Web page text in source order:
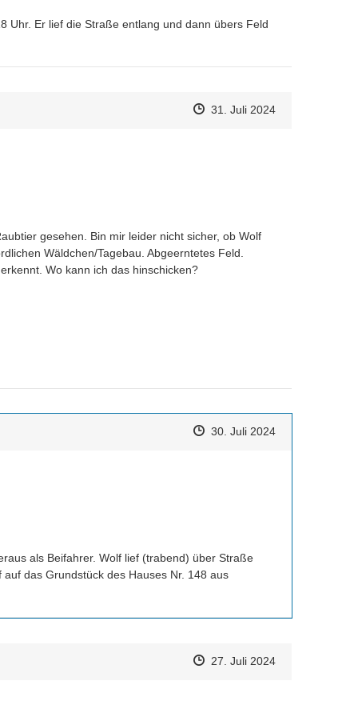
Uhr. Er lief die Straße entlang und dann übers Feld
Zeitpunkt des Erstellens
Zeitpunkt des Erstellens
31. Juli 2024Zur Äußerung
gesehen. Bin mir leider nicht sicher, ob Wolf
Wäldchen/Tagebau. Abgeerntetes Feld.
Wo kann ich das hinschicken?
Zeitpunkt des Erstellens
Zeitpunkt des Erstellens
30. Juli 2024Zur Äußerung
als Beifahrer. Wolf lief (trabend) über Straße
das Grundstück des Hauses Nr. 148 aus
Zeitpunkt des Erstellens
Zeitpunkt des Erstellens
27. Juli 2024Zur Äußerung